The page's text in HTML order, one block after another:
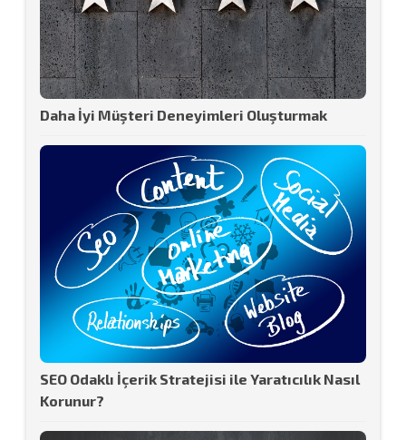
Daha İyi Müşteri Deneyimleri Oluşturmak
SEO Odaklı İçerik Stratejisi ile Yaratıcılık Nasıl
Korunur?